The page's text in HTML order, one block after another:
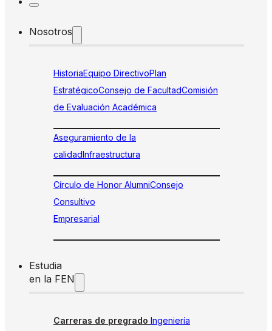
Nosotros
HistoriaEquipo DirectivoPlan
EstratégicoConsejo de FacultadComisión
de Evaluación Académica
Aseguramiento de la
calidadInfraestructura
Círculo de Honor AlumniConsejo
Consultivo
Empresarial
Estudia
en la FEN
Carreras de pregrado Ingeniería